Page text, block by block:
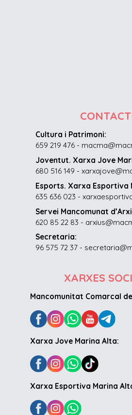
Cultura i Patrimoni:
659 219 476 -
Joventut. Xarxa Jove
680 516 149 -
Esports. Xarxa Esportiva
635 636 023 -
Servei Mancomunat
620 85 22 83 -
Secretaria:
96 575 72 37 -
XARXES
Mancomunitat Comarcal
Xarxa Jove Marina Alta:
Xarxa Esportiva Marina